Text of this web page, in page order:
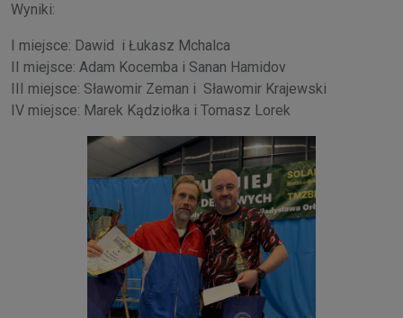
Wyniki:
I miejsce: Dawid i Łukasz Mchalca
II miejsce: Adam Kocemba i Sanan Hamidov
III miejsce: Sławomir Zeman i Sławomir Krajewski
IV miejsce: Marek Kądziołka i Tomasz Lorek